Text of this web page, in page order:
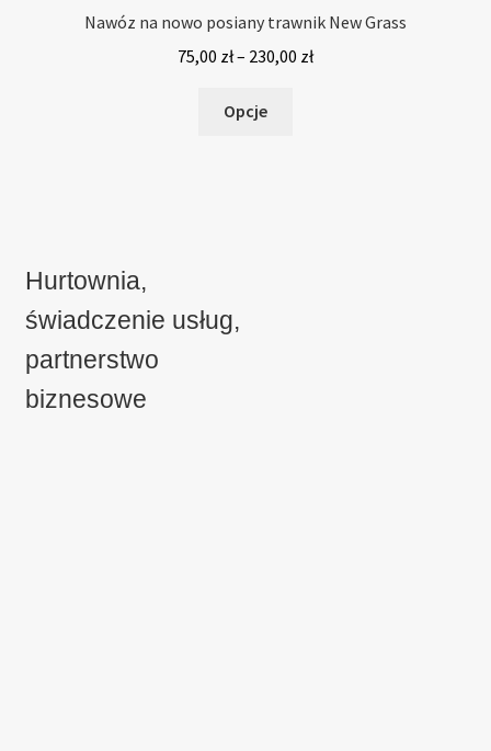
Nawóz na nowo posiany trawnik New Grass
75,00 zł– 230,00 złZakres
Opcje
Hurtownia,
świadczenie usług,
partnerstwo
biznesowe